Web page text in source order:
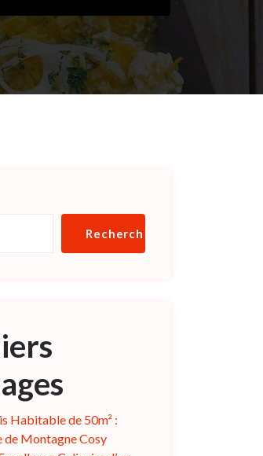
Rechercher
Habitable de 50m² :
de Montagne Cosy